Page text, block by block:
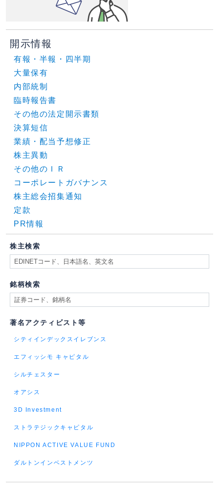
開示情報
有報・半報・四半期
大量保有
内部統制
臨時報告書
その他の法定開示書類
決算短信
業績・配当予想修正
株主異動
その他のＩＲ
コーポレートガバナンス
株主総会招集通知
定款
PR情報
株主検索
銘柄検索
著名アクティビスト等
シティインデックスイレブンス
エフィッシモ キャピタル
シルチェスター
オアシス
3D Investment
ストラテジックキャピタル
NIPPON ACTIVE VALUE FUND
ダルトンインベストメンツ